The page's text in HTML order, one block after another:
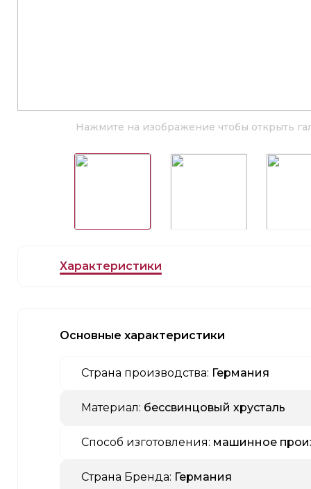
Нажмите на изображение чтобы открыть
Характеристики
Основные характеристики
Страна производства: Германия
Материал: бессвинцовый хрусталь
Способ изготовления: машинное
Страна Бренда: Германия